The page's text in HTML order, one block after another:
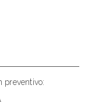
preventivo: